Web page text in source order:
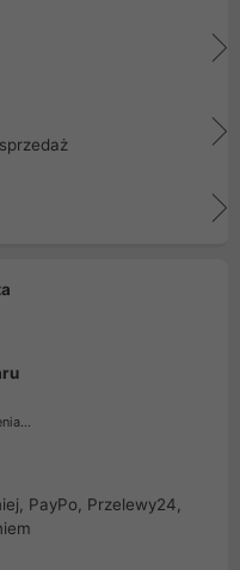
PayPo, Przelewy24,